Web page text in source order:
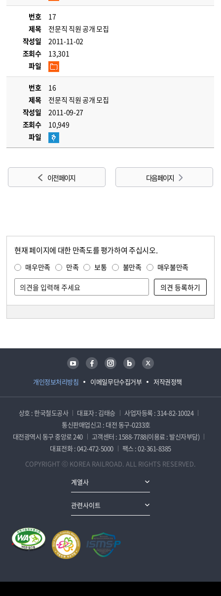
번호
17
제목
전문직 직원 공개 모집
작성일
2011-11-02
조회수
13,301
파일
번호
16
제목
전문직 직원 공개 모집
작성일
2011-09-27
조회수
10,949
파일
이전 페이지 다음 페이지
현재 페이지에 대한 만족도를 평가하여 주십시오.
매우만족 만족 보통 불만족 매우불만족
개인정보처리방침 이메일무단수집거부 저작권정책
유튜브 페이스북 인스타그램 블로그 트위터
상호 : 한국철도공사 대표자 : 김태승
사업자등록 : 314-82-10024
통신판매업신고 : 대전 동구-0233호
대전광역시 동구 중앙로 240
고객센터 : 1588-7788(이용료 : 발신자부담)
대표전화 : 042-472-5000
팩스 : 02-361-8385
COPYRIGHT ⓒ KOREA RAILROAD. ALL RIGHTS RESERVED.
계열사
관련사이트